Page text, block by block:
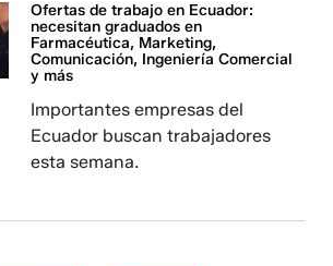
Ofertas de trabajo en Ecuador:
necesitan graduados en
Farmacéutica, Marketing,
Comunicación, Ingeniería Comercial
y más
Importantes empresas del
Ecuador buscan trabajadores
esta semana.